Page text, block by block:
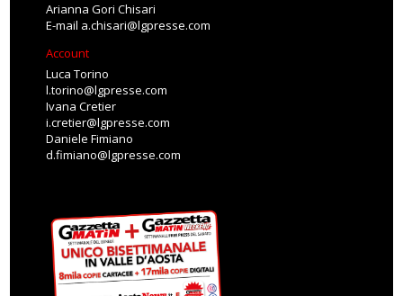
Arianna Gori Chisari
E-mail a.chisari@lgpresse.com
Account
Luca Torino
l.torino@lgpresse.com
Ivana Cretier
i.cretier@lgpresse.com
Daniele Fimiano
d.fimiano@lgpresse.com